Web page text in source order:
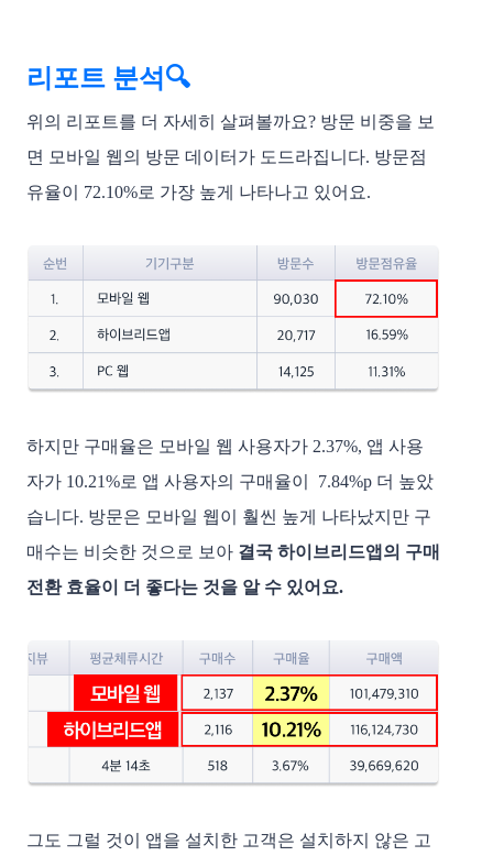
리포트 분석🔍
위의 리포트를 더 자세히 살펴볼까요? 방문 비중을 보
면 모바일 웹의 방문 데이터가 도드라집니다. 방문점
유율이 72.10%로 가장 높게 나타나고 있어요.
하지만 구매율은 모바일 웹 사용자가 2.37%, 앱 사용
자가 10.21%로 앱 사용자의 구매율이  7.84%p 더 높았
습니다. 방문은 모바일 웹이 훨씬 높게 나타났지만 구
매수는 비슷한 것으로 보아 결국 하이브리드앱의 구매
전환 효율이 더 좋다는 것을 알 수 있어요.
그도 그럴 것이 앱을 설치한 고객은 설치하지 않은 고